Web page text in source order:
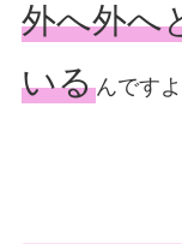
外へ外へ
いるんですよ